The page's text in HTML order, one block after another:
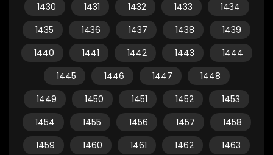
1430
1431 1432 1433
1434
1435
1436 1437 1438
1439
1440
1441 1442 1443
1444
1445
1446 1447
1448
1449
1450 1451 1452
1453
1454
1455 1456 1457
1458
1459
1460 1461 1462
1463